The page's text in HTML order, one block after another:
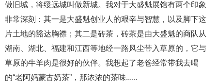
做旧城，将绥远城叫做新城。我对于大盛魁展馆有两个印象
非常深刻：其一是大盛魁创业人的艰辛与智慧，以及脚下这
片土地的豁达胸襟；其二是砖茶，砖茶是由大盛魁的商队从
湖南、湖北、福建和江西等地经一路风尘带入草原的，它与
草原的牛羊肉是很好的伙伴。我想起了老爸经常带我去喝
的“老阿妈蒙古奶茶”，那浓浓的茶味......